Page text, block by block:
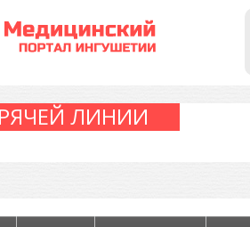
ЛИНИИ